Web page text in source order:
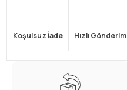
Koşulsuz İade Hızlı Gönderim